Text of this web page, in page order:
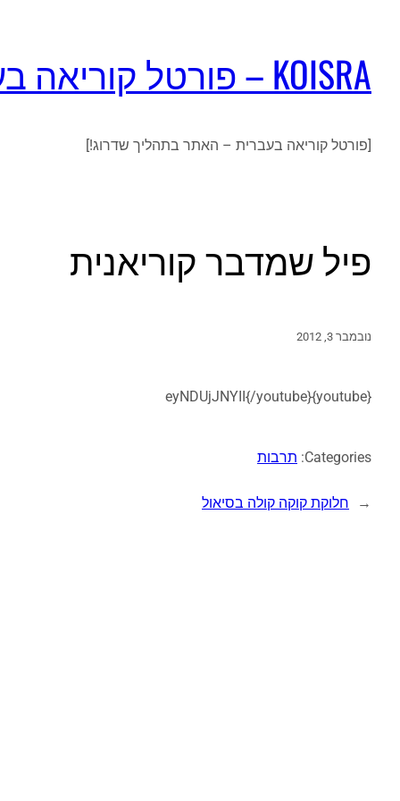
KOISRA – פורטל קוריאה בעברית
[פורטל קוריאה בעברית – האתר בתהליך שדרוג!]
פיל שמדבר קוריאנית
נובמבר 3, 2012
{youtube}eyNDUjJNYII{/youtube}
Categories: תרבות
← חלוקת קוקה קולה בסיאול